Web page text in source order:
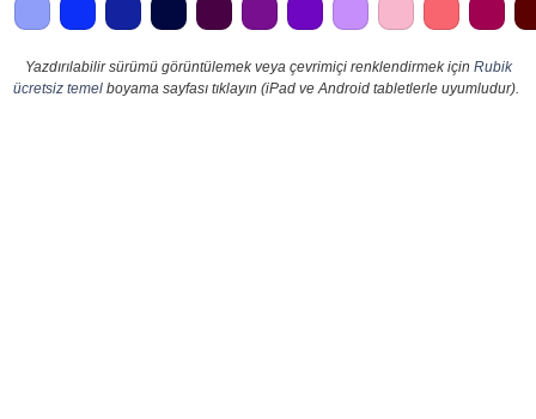
Yazdırılabilir sürümü görüntülemek veya çevrimiçi renklendirmek için Rubik
ücretsiz temel boyama sayfası tıklayın (iPad ve Android tabletlerle uyumludur).